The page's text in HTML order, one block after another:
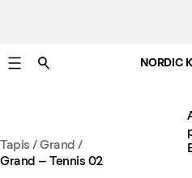
NORDIC
Tapis /Grand /
Grand – Tennis 02